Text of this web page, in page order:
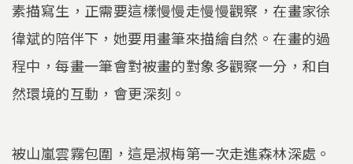
素描寫生，正需要這樣慢慢走慢慢觀察，在畫家徐
徫斌的陪伴下，她要用畫筆來描繪自然。在畫的過
程中，每畫一筆會對被畫的對象多觀察一分，和自
然環境的互動，會更深刻。
被山嵐雲霧包圍，這是淑梅第一次走進森林深處。